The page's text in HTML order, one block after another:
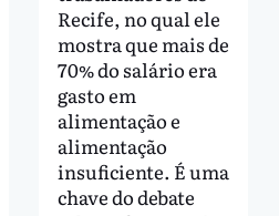
Recife, no qual ele
mostra que mais de
70% do salário era
gasto em
alimentação e
alimentação
insuficiente. É uma
chave do debate